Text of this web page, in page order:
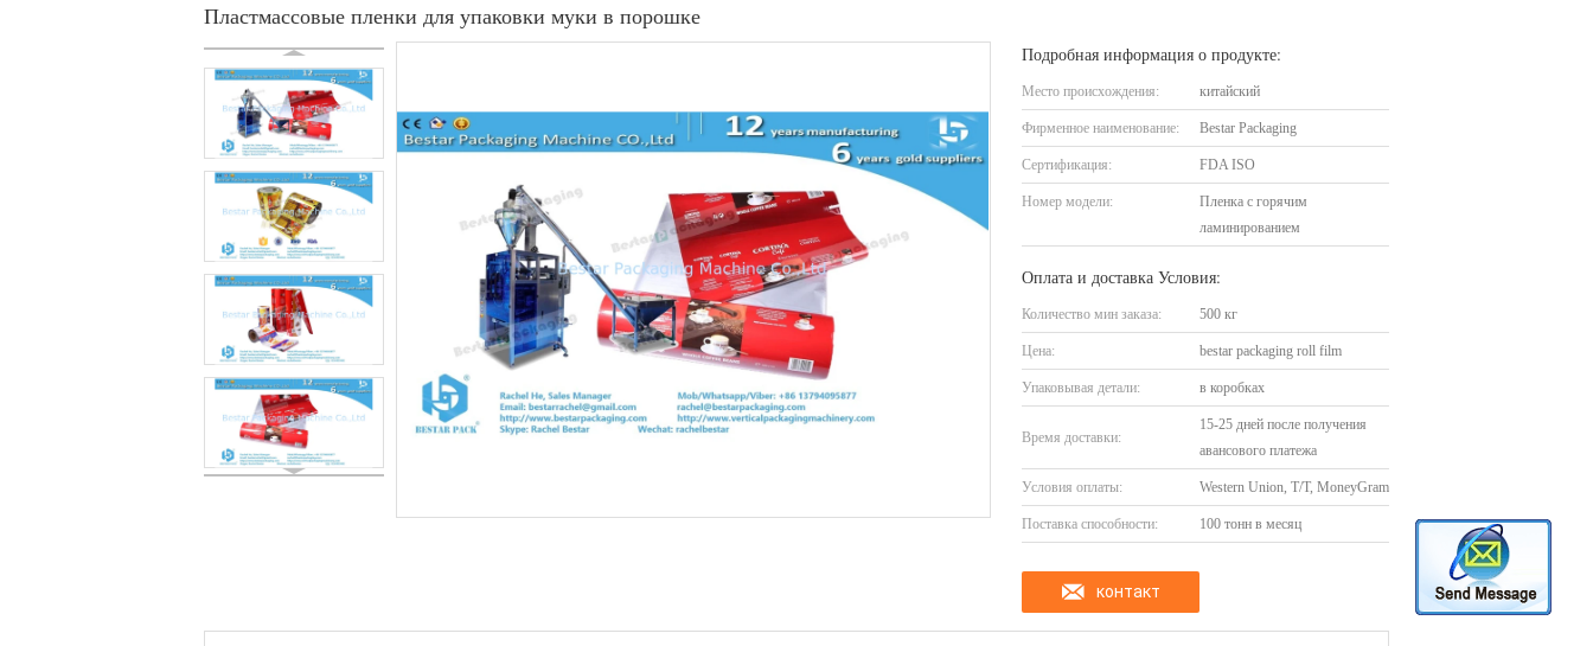
Пластмассовые пленки для упаковки муки в порошке
Подробная информация о продукте:
Место происхождения: китайский
Фирменное наименование: Bestar Packaging
Сертификация: FDA ISO
Номер модели:
Пленка с горячим
ламинированием
Оплата и доставка Условия:
Количество мин заказа: 500 кг
Цена: bestar packaging roll film
Упаковывая детали: в коробках
Время доставки:
15-25 дней после получения
авансового платежа
Условия оплаты: Western Union, T/T, MoneyGram
Поставка способности: 100 тонн в месяц
контакт